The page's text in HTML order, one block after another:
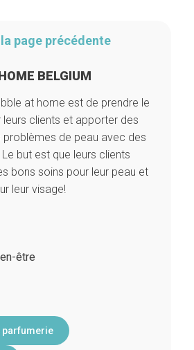
page précédente
BELGIUM
at home est de prendre le
leurs clients et apporter des
problèmes de peau avec des
but est que leurs clients
bons soins pour leur peau et
leur visage!
être
parfumerie